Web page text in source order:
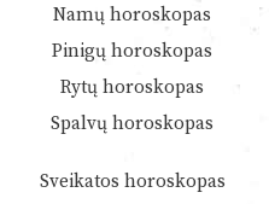
Namų horoskopas
Pinigų horoskopas
Rytų horoskopas
Spalvų horoskopas
Sveikatos horoskopas